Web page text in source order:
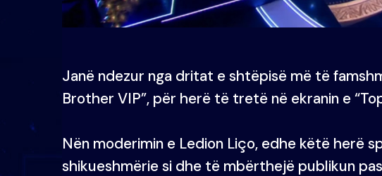
Janë ndezur nga dritat e shtëpisë më të
Brother VIP”, për herë të tretë në ekranin e
Nën moderimin e Ledion Liço, edhe këtë herë
shikueshmërie si dhe të mbërthejë publikun